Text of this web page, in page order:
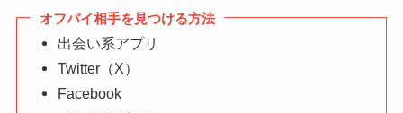
オフパイ相手を見つける方法
出会い系アプリ
Twitter（X）
Facebook